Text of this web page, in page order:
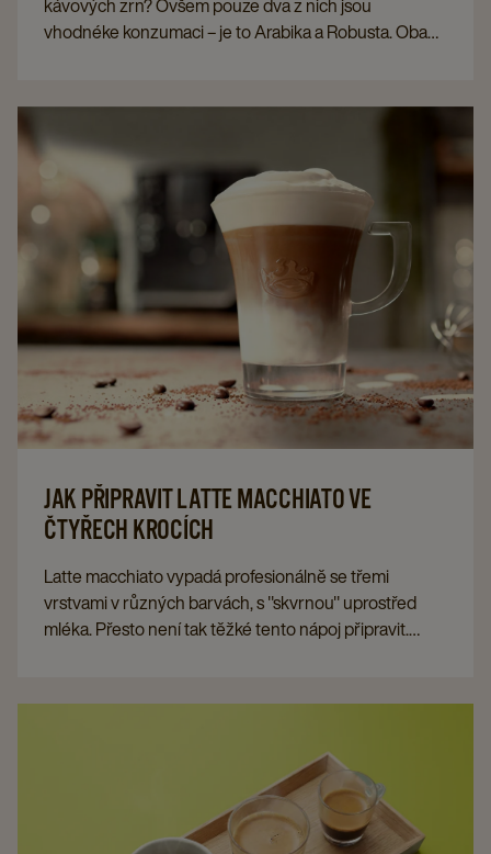
kávových zrn? Ovšem pouze dva z nich jsou
vhodnéke konzumaci – je to Arabika a Robusta. Oba
JAK PŘIPRAVIT LATTE MACCHIATO VE
ČTYŘECH KROCÍCH
Latte macchiato vypadá profesionálně se třemi
vrstvami v různých barvách, s "skvrnou" uprostřed
mléka. Přesto není tak těžké tento nápoj připravit.